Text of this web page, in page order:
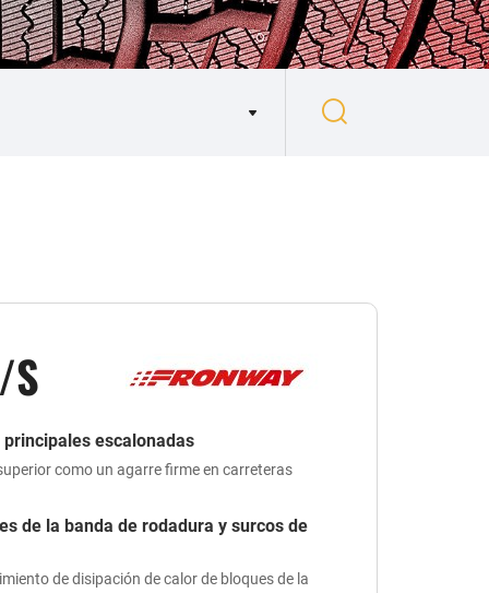
S
escalonadas
como un agarre firme en carreteras
de la banda de rodadura y surcos de
de disipación de calor de bloques de la